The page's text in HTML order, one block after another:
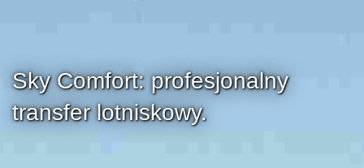
Sky Comfort: profesjonalny
transfer lotniskowy.